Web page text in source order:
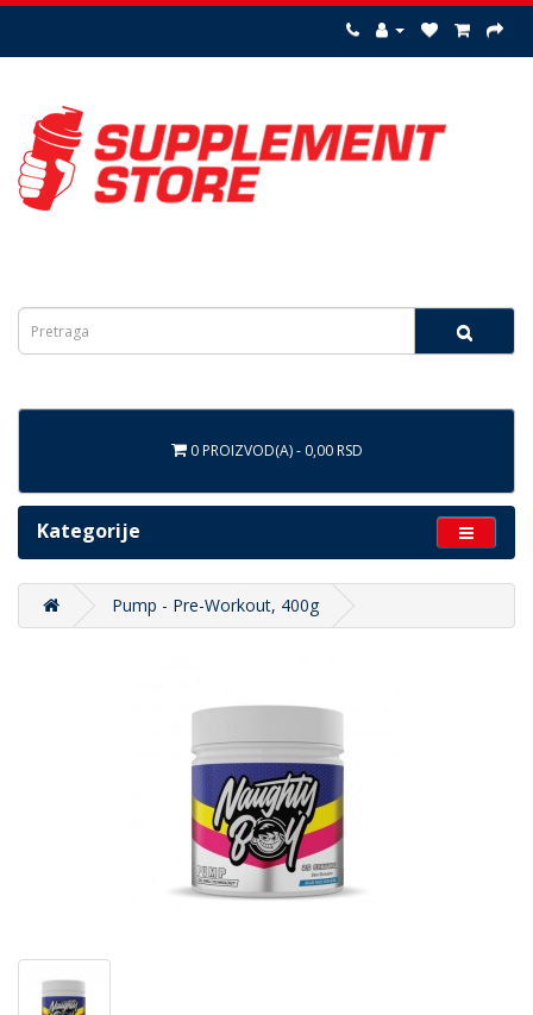
0 PROIZVOD(A) - 0,00 RSD
Kategorije
Pump - Pre-Workout, 400g